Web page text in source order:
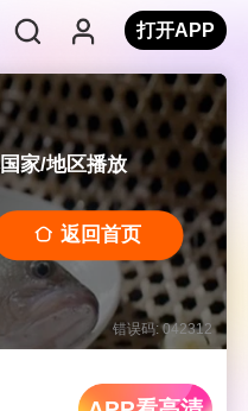
打开APP
家/地区播放
返回首页
错误码: 042312